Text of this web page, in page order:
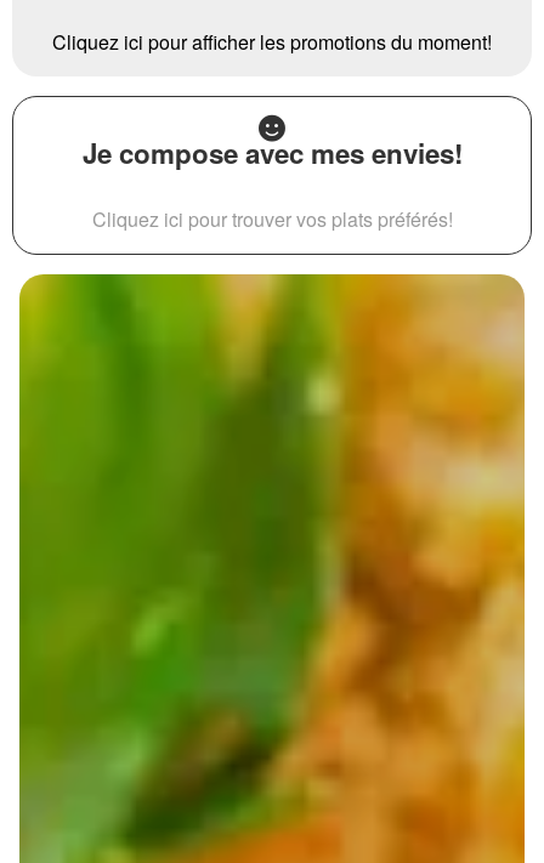
Cliquez ici pour afficher les promotions du moment!
Je compose avec mes envies!
Cliquez ici pour trouver vos plats préférés!